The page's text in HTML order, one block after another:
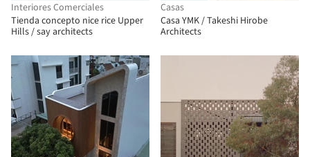
Interiores Comerciales
Tienda concepto nice rice Upper
Hills / say architects
Casas
Casa YMK / Takeshi Hirobe
Architects